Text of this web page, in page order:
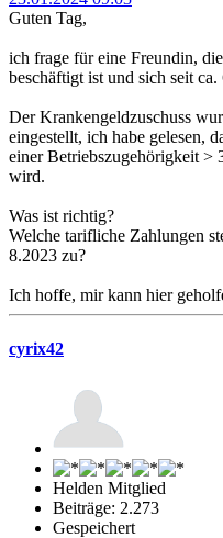
Guten Tag,
ich frage für eine Freundin,
beschäftigt ist und sich seit
Der Krankengeldzuschuss
eingestellt, ich habe gelesen,
einer Betriebszugehörigkeit >
wird.
Was ist richtig?
Welche tarifliche Zahlungen
8.2023 zu?
Ich hoffe, mir kann hier
cyrix42
Helden Mitglied
Beiträge: 2.273
Gespeichert